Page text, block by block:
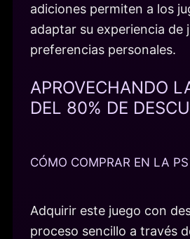
adiciones permiten a los
adaptar su experiencia de
preferencias personales.
APROVECHANDO
DEL 80% DE
CÓMO COMPRAR EN LA PS
Adquirir este juego con
proceso sencillo a través